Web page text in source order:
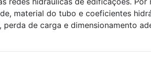
material do tubo e coeficientes
de carga e dimensionamento